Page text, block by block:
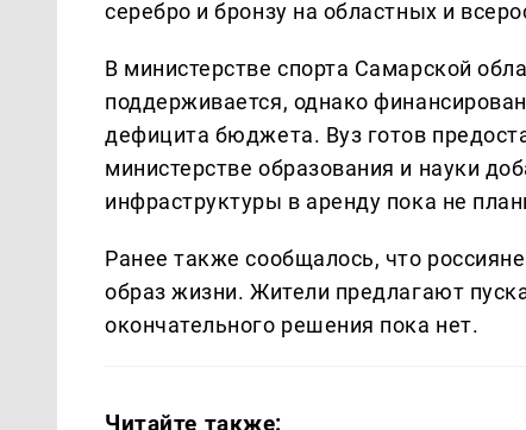
серебро и бронзу на областных и
В министерстве спорта Самарской
поддерживается, однако
дефицита бюджета. Вуз готов
министерстве образования и науки
инфраструктуры в аренду пока не
Ранее также сообщалось, что
образ жизни. Жители предлагают
окончательного решения пока нет.
Читайте также: